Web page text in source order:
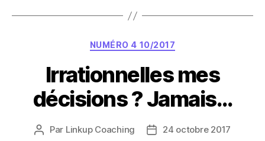
Catégories
NUMÉRO 4 10/2017
Irrationnelles mes
décisions ? Jamais…
Auteur
Par Linkup Coaching
Date24 octobre 2017